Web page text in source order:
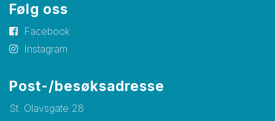
Følg oss
Facebook
Instagram
Post-/besøksadresse
St. Olavsgate 28